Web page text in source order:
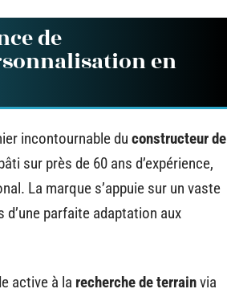
de
en
incontournable du constructeur de
sur près de 60 ans d’expérience,
La marque s’appuie sur un vaste
d’une parfaite adaptation aux
active à la recherche de terrainvia